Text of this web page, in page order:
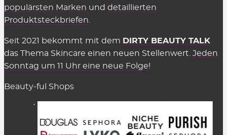
populärsten Marken und detaillierten
Produktsteckbriefen
Seit 2021 bekommt mit dem DIRTY BEAUTY TALK
das Thema Skincare einen neuen Stellenwert. Jeden
Sonntag um 11 Uhr eine neue Folge!
Beauty-ful Shops